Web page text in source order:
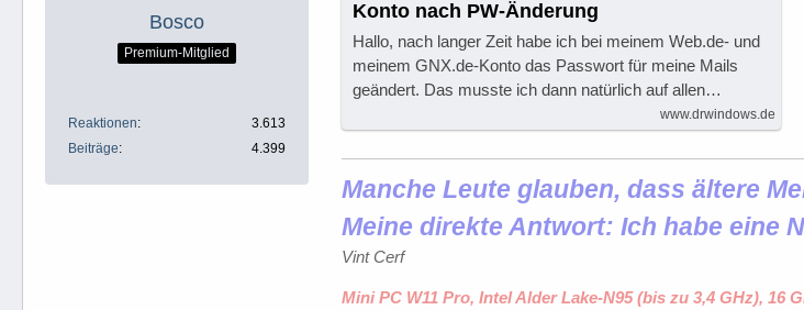
Bosco
Premium-Mitglied
Reaktionen
3.613
Beiträge
4.399
Konto nach PW-Änderung
Hallo, nach langer Zeit habe ich bei meinem Web.de- und
meinem GNX.de-Konto das Passwort für meine Mails
geändert. Das musste ich dann natürlich auf allen…
www.drwindows.de
Manche Leute glauben, dass ältere
Meine direkte Antwort: Ich habe eine
Vint Cerf
Mini PC W11 Pro, Intel Alder Lake-N95 (bis zu 3,4 GHz), 16